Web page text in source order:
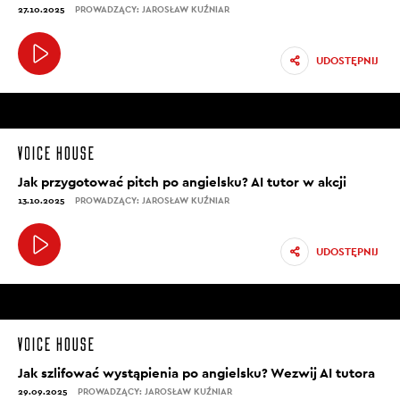
27.10.2025 PROWADZĄCY: JAROSŁAW KUŹNIAR
UDOSTĘPNIJ
Jak przygotować pitch po angielsku? AI tutor w akcji
13.10.2025 PROWADZĄCY: JAROSŁAW KUŹNIAR
UDOSTĘPNIJ
Jak szlifować wystąpienia po angielsku? Wezwij AI tutora
29.09.2025 PROWADZĄCY: JAROSŁAW KUŹNIAR